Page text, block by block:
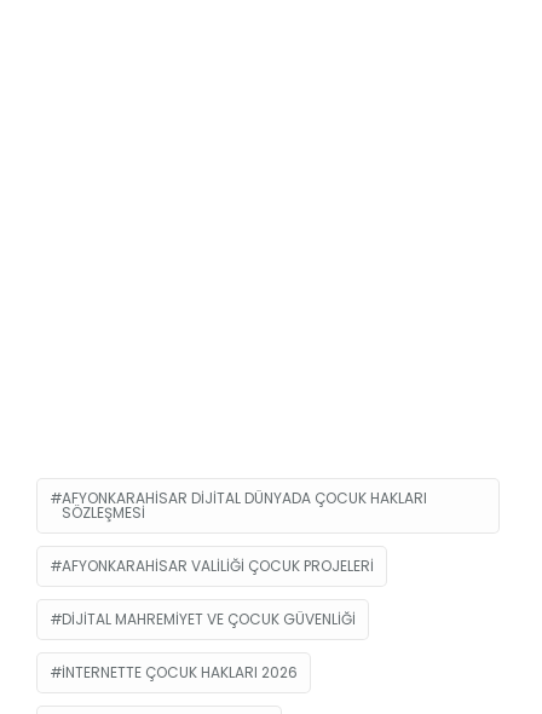
AFYONKARAHISAR DIJITAL DÜNYADA ÇOCUK HAKLARI
SÖZLEŞMESI
AFYONKARAHISAR VALILIĞI ÇOCUK PROJELERI
DIJITAL MAHREMIYET VE ÇOCUK GÜVENLIĞI
İNTERNETTE ÇOCUK HAKLARI 2026